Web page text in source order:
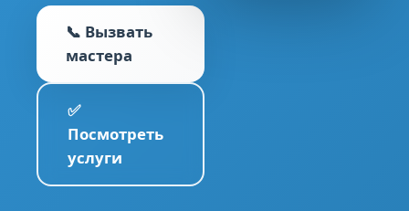
📞 Вызвать
мастера
✅
Посмотреть
услуги